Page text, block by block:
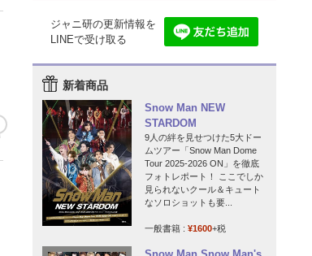
ジャニ研の更新情報を
LINEで受け取る
新着商品
Snow Man NEW
STARDOM
9人の絆を見せつけた5大ドー
ムツアー「Snow Man Dome
Tour 2025-2026 ON」を徹底
フォトレポート！ ここでしか
見られないクール＆キュート
なソロショットも要...
一般書籍 : ¥1600+税